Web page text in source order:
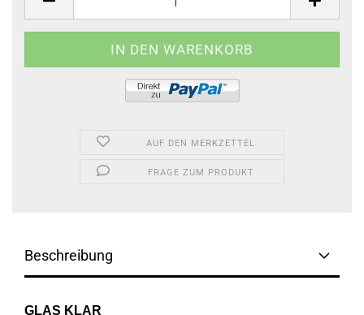
AUF DEN MERKZETTEL
FRAGE ZUM PRODUKT
Beschreibung
GLAS KLAR